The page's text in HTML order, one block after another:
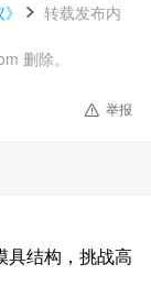
转载发布内
删除。
举报
具结构，挑战高